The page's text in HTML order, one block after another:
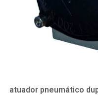
atuador pneumático